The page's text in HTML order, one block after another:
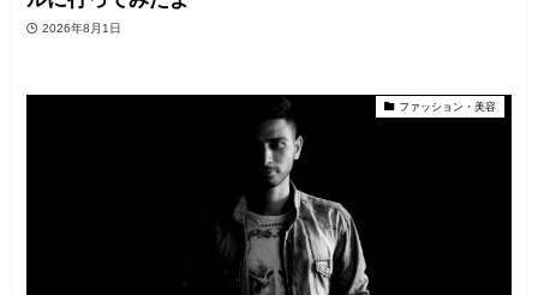
2026年8月1日
ファッション・美容